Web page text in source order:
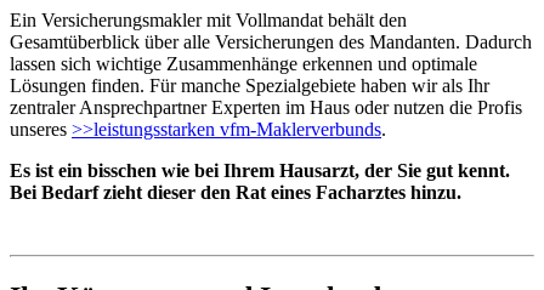
Ein Versicherungsmakler mit Vollmandat behält den
Gesamtüberblick über alle Versicherungen des Mandanten. Dadurch
lassen sich wichtige Zusammenhänge erkennen und optimale
Lösungen finden. Für manche Spezialgebiete haben wir als Ihr
zentraler Ansprechpartner Experten im Haus oder nutzen die Profis
unseres >>leistungsstarken vfm-Maklerverbunds.
Es ist ein bisschen wie bei Ihrem Hausarzt, der Sie gut kennt.
Bei Bedarf zieht dieser den Rat eines Facharztes hinzu.